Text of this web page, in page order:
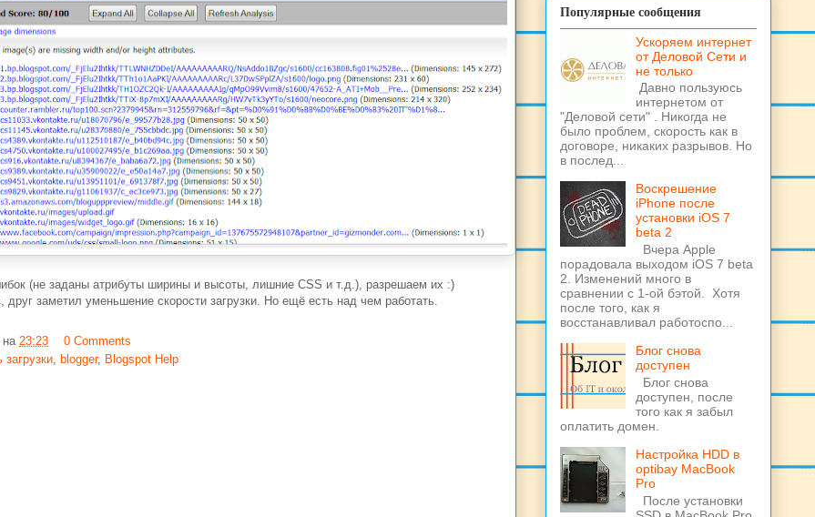
(не заданы атрибуты ширины и высоты, лишние CSS и т.д.), разрешаем их :)
друг заметил уменьшение скорости загрузки. Но ещё есть над чем работать.
на 23:23
0 Comments
загрузки blogger, Blogspot Help
Популярные сообщения
Ускоряем интернет
от Деловой Сети и
не только
Давно пользуюсь
интернетом от
"Деловой сети" . Никогда не
было проблем, скорость как в
договоре, никаких разрывов. Но
в послед...
Воскрешение
iPhone после
установки iOS 7
beta 2
Вчера Apple
порадовала выходом iOS 7 beta
2. Изменений много в
сравнении с 1-ой бэтой. Хотя
после того, как я
восстанавливал работоспо...
Блог снова
доступен
Блог снова
доступен, после
того как я забыл
оплатить домен.
Настройка HDD в
optibay MacBook
Pro
После установки